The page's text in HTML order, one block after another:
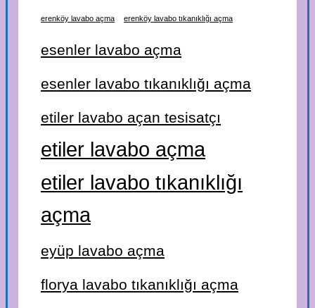
erenköy lavabo açma erenköy lavabo tıkanıklığı açma
esenler lavabo açma
esenler lavabo tıkanıklığı açma
etiler lavabo açan tesisatçı
etiler lavabo açma
etiler lavabo tıkanıklığı
açma
eyüp lavabo açma
florya lavabo tıkanıklığı açma